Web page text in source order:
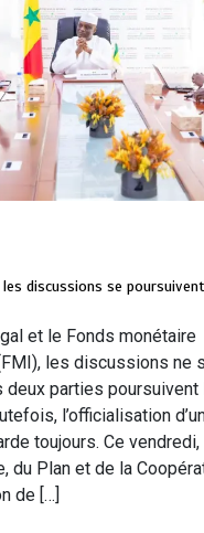
les discussions se
et le Fonds monétaire
les discussions ne
deux parties poursuivent
l’officialisation
toujours. Ce
du Plan et de la
de […]